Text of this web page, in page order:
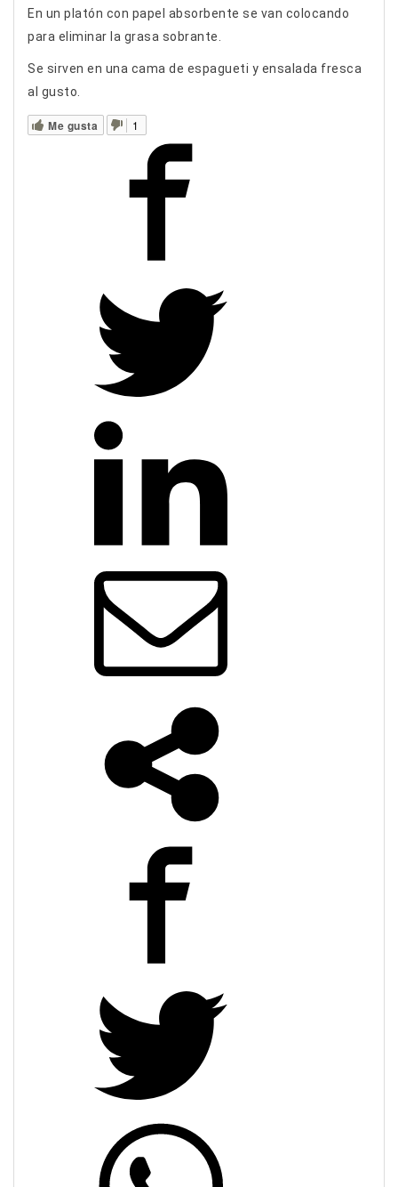
En un platón con papel absorbente se van colocando
para eliminar la grasa sobrante.
Se sirven en una cama de espagueti y ensalada fresca
al gusto.
Me gusta 1